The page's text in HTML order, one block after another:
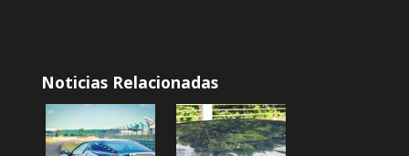
Noticias Relacionadas